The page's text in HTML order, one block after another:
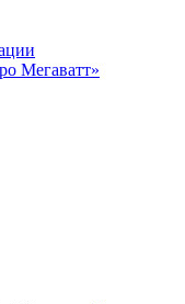
Мегаватт»